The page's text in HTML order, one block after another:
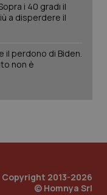
i 40 gradi il
a disperdere il
il perdono di Biden.
non è
Copyright 2013-2026
© Homnya Srl